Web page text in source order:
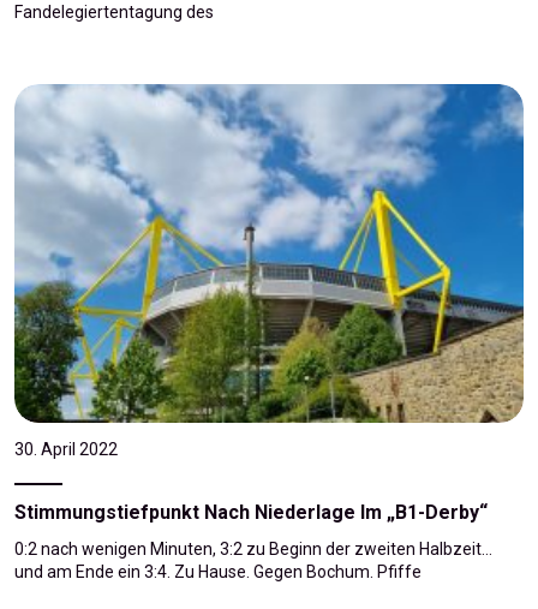
Fandelegiertentagung des
Stimmungstiefpunkt Nach Niederlage Im „B1-Derby“
0:2 nach wenigen Minuten, 3:2 zu Beginn der zweiten Halbzeit…
und am Ende ein 3:4. Zu Hause. Gegen Bochum. Pfiffe
30. April 2022